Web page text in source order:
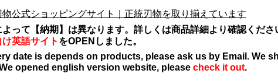
物公式ショッピングサイト｜正統刃物を取り揃えています
よって【納期】は異なります。詳しくは商品詳細より確認くださ
英語サイト をOPENしました。
date is depends on products, please ask us by Email. We
opened english version website, please check it out.